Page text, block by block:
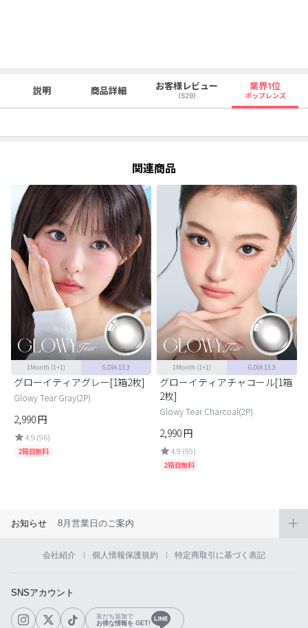
説明 商品詳細 お客様レビュー
(529)
業界1位
ポップレンズ
関連商品
1Month (1+1) G.DIA 13.3
グローイティアグレー[1箱2枚]
Glowy Tear Gray(2P)
2,990円
4.9 (96)
2箱目無料
1Month (1+1) G.DIA 13.3
グローイティアチャコール[1箱
2枚]
Glowy Tear Charcoal(2P)
2,990円
4.9 (95)
2箱目無料
お知らせ 8月営業日のご案内
会社紹介 個人情報保護規約 特定商取引に基づく表記
SNSアカウント
友だち追加で
お得な情報を GET!